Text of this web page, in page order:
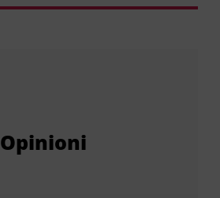
Opinioni